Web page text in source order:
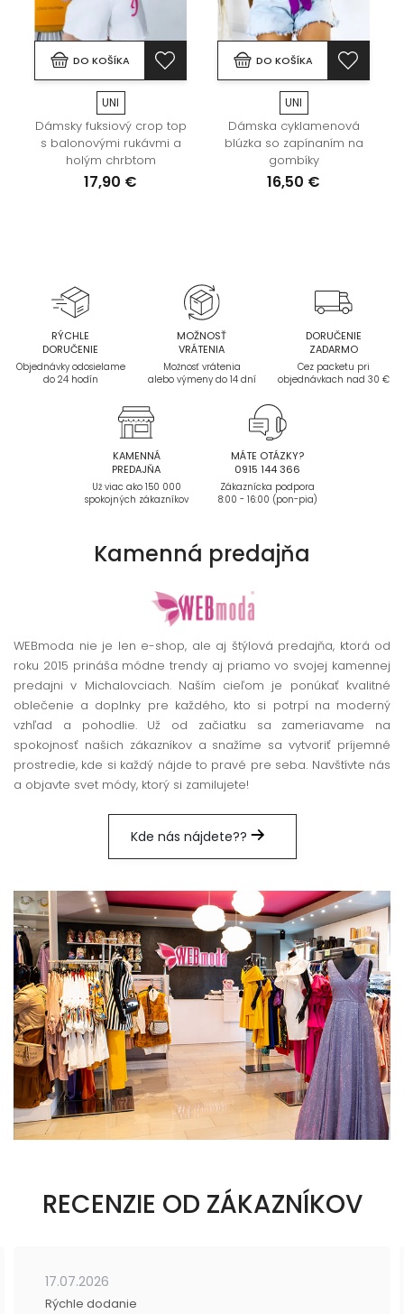
DO KOŠÍKA
UNI
Dámsky fuksiový crop top
s balonovými rukávmi a
holým chrbtom
17,90 €
DO KOŠÍKA
UNI
Dámska cyklamenová
blúzka so zapínaním na
gombíky
16,50 €
RÝCHLE
DORUČENIE
Objednávky odosielame
do 24 hodín
MOŽNOSŤ
VRÁTENIA
Možnosť vrátenia
alebo výmeny do 14 dní
DORUČENIE
ZADARMO
Cez packetu pri
objednávkach nad 30 €
KAMENNÁ
PREDAJŇA
Už viac ako 150 000
spokojných zákazníkov
MÁTE OTÁZKY?
0915 144 366
Zákaznícka podpora
8:00 - 16:00 (pon-pia)
Kamenná predajňa
WEBmoda nie je len e-shop, ale aj štýlová predajňa, ktorá od
roku 2015 prináša módne trendy aj priamo vo svojej kamennej
predajni v Michalovciach. Naším cieľom je ponúkať kvalitné
oblečenie a doplnky pre každého, kto si potrpí na moderný
vzhľad a pohodlie. Už od začiatku sa zameriavame na
spokojnosť našich zákazníkov a snažíme sa vytvoriť príjemné
prostredie, kde si každý nájde to pravé pre seba. Navštívte nás
a objavte svet módy, ktorý si zamilujete!
Kde nás nájdete??
RECENZIE OD ZÁKAZNÍKOV
17.07.2026
Rýchle dodanie